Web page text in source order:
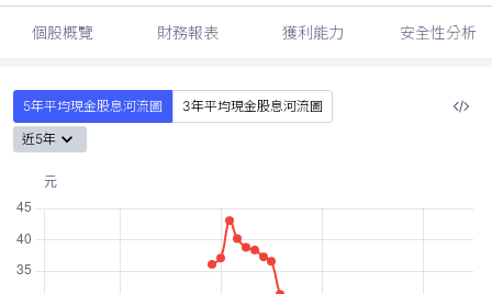
個股概覽 財務報表 獲利能力 安全性分析
5年平均現金股息河流圖
3年平均現金股息河流圖
近5年